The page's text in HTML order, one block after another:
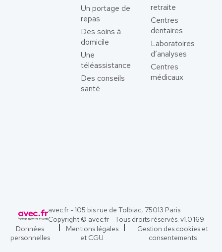
Un portage de
repas
Des soins à
domicile
Une
téléassistance
Des conseils
santé
retraite
Centres
dentaires
Laboratoires
d’analyses
Centres
médicaux
avec.fr - 105 bis rue de Tolbiac, 75013 Paris
Copyright © avec.fr - Tous droits réservés. v1.0.169
Données
personnelles
Mentions légales
et CGU
Gestion des cookies et
consentements